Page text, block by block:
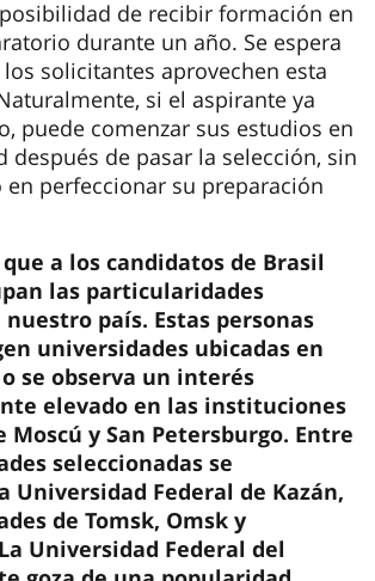
las particularidades
país. Estas personas
universidades ubicadas en
se observa un interés
elevado en las instituciones
Moscú y San Petersburgo. Entre
seleccionadas se
Federal de Kazán,
de Tomsk, Omsk y
Universidad Federal del
goza de una popularidad
de una Asociación de
impresionante.
74 Ciencia11
El ruso como lengua extranjera
13 Noticias 1 Regiones23